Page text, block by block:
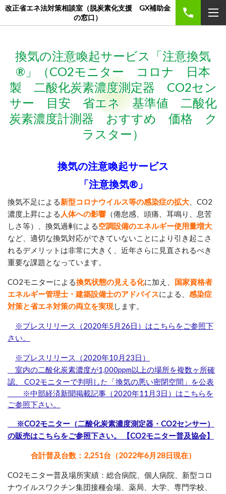
改正省エネ法対策相談室（脱炭素化支援 GX補助金
の窓口）
換気の注意喚起サービス「注意換気
®」（CO2モニター コロナ 日本
製 二酸化炭素濃度測定器 CO2セン
サー 目安 省エネ 基準値 二酸化
炭素濃度計測器 おすすめ 価格 ク
ラスター）
換気の注意喚起サービス
「注意換気®」
換気不足による新型コロナウイルス等の感染症の拡大 、CO2
濃度上昇による 人体への影響 （倦怠感、頭痛、耳鳴り、息苦
しさ等）、換気過剰による空調設備のエネルギー使用量増大
など、適切な換気対応ができていないことにより引き起こさ
れるデメリットは非常に大きく、近年さらに見直されるべき
重要な課題となっています。
CO2モニターによる換気状態の見える化に加え、 国家資格者
エネルギー管理士・建築設備士のアドバイスによる、 感染症
対策と省エネ対策の両立を実現します。
※プレスリリース（2020年5月26日）はこちらをご参照下
さい。
※プレスリリース（2020年10月23日）
室内の二酸化炭素濃度が1,000ppm以上の場所を複数ヶ所確
認、 CO2モニターで判明した「換気の悪い密閉空間」を公表
※中部経済新聞掲載記事（2020年11月3日）はこちらを
ご参照下さい。
※CO2モニター（二酸化炭素濃度測定器・CO2センサー）
の販売はこちらをご参照下さい。 【CO2モニター普及協会】
合計普及台数：2,251台（2022年6月28日現在）
CO2モニター普及場所実績： 総合病院、個人病院、新型コロ
ナウイルスワクチン集団接種会場、薬局、大学、専門学校、